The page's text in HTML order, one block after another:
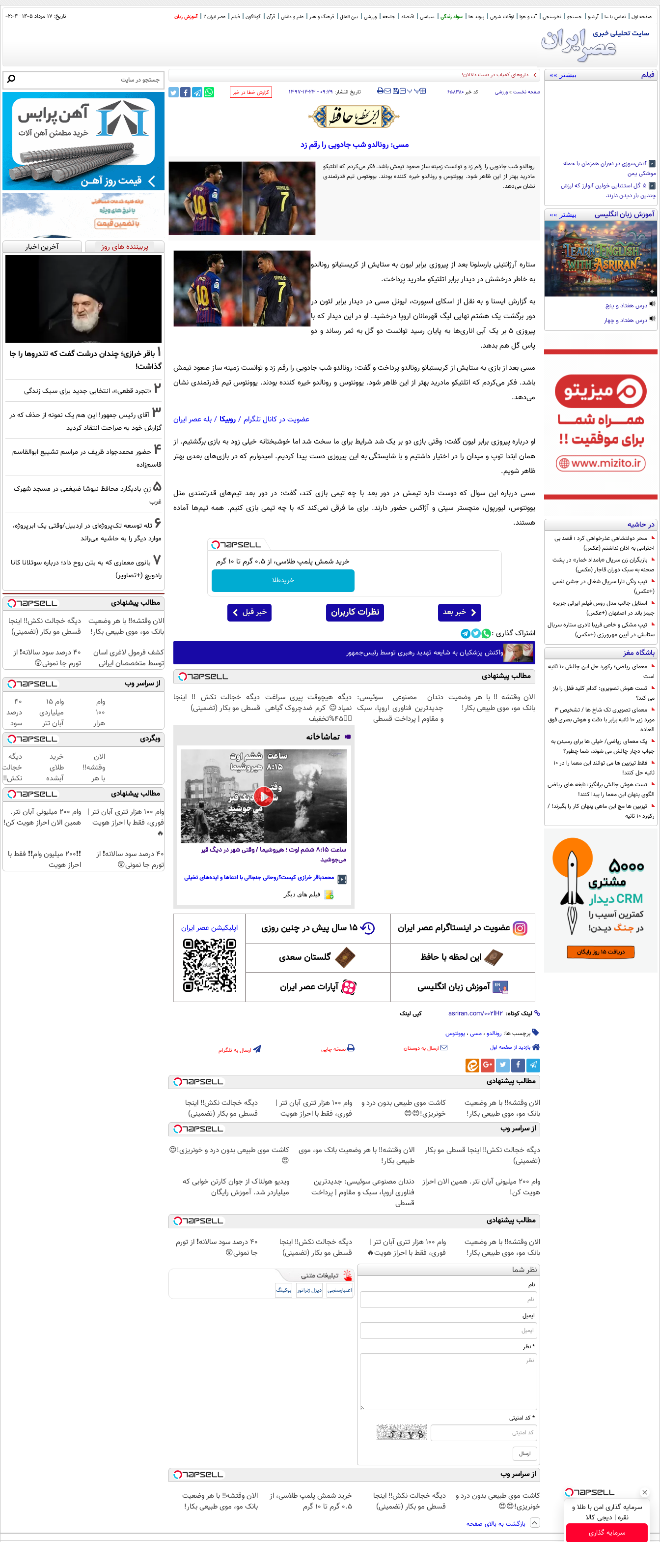
صفحه اول تماس با ما آرشیو جستجو نظرسنجی آب و هوا اوقات شرعی پیوند ها سواد زندگی سیاسی اقتصاد جامعه ورزشی بین الملل فرهنگ و هنر علم و دانش قرآن گوناگون فیلم عصر ایران 2 آموزش زبان تاریخ: ۱۷ مرداد ۱۴۰۵ - ۰۲:۰۴
فیلم بیشتر »»
آتش‌سوزی در نجران همزمان با حمله
موشکی یمن
۵ گل استثنایی خولین آلوارز که ارزش
چندین بار دیدن دارند
آموزش زبان انگلیسی بیشتر »»
درس هفتاد و پنج
درس هفتاد و چهار
در حاشیه
سحر دولتشاهی عذرخواهی کرد ؛ قصد بی
احترامی به اذان نداشتم (عکس)
بازیگران زن سریال «بامداد خمار» در پشت
صحنه به سبک دوران قاجار (عکس)
تیپ رنگی تارا سریال شغال در جشن نفس
(+عکس)
استایل جالب مدل روس فیلم ایرانی جزیره
جیمز باند در اصفهان (+عکس)
تیپ مشکی و خاص فریبا نادری ستاره سریال
ستایش در آیین مهرورزی (+عکس)
باشگاه مغز
معمای ریاضی؛ رکورد حل این چالش 10 ثانیه
است
تست هوش تصویری: کدام کلید قفل را باز
می کند؟
معمای تصویری تک شاخ ها / تشخیص 3
مورد زیر 10 ثانیه برابر با دقت و هوش بصری فوق
العاده
یک معمای ریاضی/ خیلی ها برای رسیدن به
جواب دچار چالش می شوند، شما چطور؟
فقط تیزبین ها می توانند این معما را در 10
ثانیه حل کنند!
تست هوش چالش برانگیز: نابغه های ریاضی
الگوی پنهان این معما را پیدا کنند!
تیزبین ها مچ این ماهی پنهان کار را بگیرند! /
رکورد 10 ثانیه
تاسیس ناتو اس_
صفحه نخست » ورزشی کد خبر۶۵۸۳۸۰ ‍‍‍ پ پ تاریخ انتشار: ۰۹:۲۹ - ۲۳-۱۲-۱۳۹۷ ‌گزارش خطا در خبر
مسی: رونالدو شب جادویی را رقم زد
رونالدو شب جادویی را رقم زد و توانست زمینه ساز صعود تیمش باشد. فکر می‌کردم که اتلتیکو
مادرید بهتر از این ظاهر شود. یوونتوس و رونالدو خیره کننده بودند. یوونتوس تیم قدرتمندی
نشان می‌دهد.
ستاره آرژانتینی بارسلونا بعد از پیروزی برابر لیون به ستایش از کریستیانو رونالدو
به خاطر درخشش در دیدار برابر اتلتیکو مادرید پرداخت.
به گزارش ایسنا و به نقل از اسکای اسپورت، لیونل مسی در دیدار برابر لئون در
دور برگشت یک هشتم نهایی لیگ قهرمانان اروپا درخشید. او در این دیدار که با
پیروزی ۵ بر یک آبی اناری‌ها به پایان رسید توانست دو گل به ثمر رساند و دو
پاس گل هم بدهد.
مسی بعد از بازی به ستایش از کریستیانو رونالدو پرداخت و گفت: رونالدو شب جادویی را رقم زد و توانست زمینه ساز صعود تیمش
باشد. فکر می‌کردم که اتلتیکو مادرید بهتر از این ظاهر شود. یوونتوس و رونالدو خیره کننده بودند. یوونتوس تیم قدرتمندی نشان
می‌دهد.
عضویت در کانال تلگرام / روبیکا / بله عصر ایران
او درباره پیروزی برابر لیون گفت: وقتی بازی دو بر یک شد شرایط برای ما سخت شد اما خوشبختانه خیلی زود به بازی برگشتیم. از
همان ابتدا توپ و میدان را در اختیار داشتیم و با شایستگی به این پیروزی دست پیدا کردیم. امیدوارم که در بازی‌های بعدی بهتر
ظاهر شویم.
مسی درباره این سوال که دوست دارد تیمش در دور بعد با چه تیمی بازی کند، گفت: در دور بعد تیم‌های قدرتمندی مثل
یوونتوس، لیورپول، منچستر سیتی و آژاکس حضور دارند. برای ما فرقی نمی‌کند که با چه تیمی بازی کنیم. همه تیم‌ها آماده
هستند.
خرید شمش پلمپ طلاسی، از ۰.۵ گرم تا ۱۰ گرم
خریدطلا
خبر بعد نظرات کاربران خبر قبل
اشتراک گذاری :
واکنش پزشکیان به شایعه تهدید رهبری توسط رئیس‌جمهور
مطالب پیشنهادی
الان وقتشه‼️ با هر وضعیت
بانک مو، موی طبیعی بکار!
دندان مصنوعی سوئیسی:
جدیدترین فناوری اروپا، سبک
و مقاوم | پرداخت قسطی
دیگه هیچوقت پیری سراغت
نمیاد😉 کرم ضدچروک گیاهی
👈🏻45%تخفیف
دیگه خجالت نکش‼️ اینجا
قسطی مو بکار (تضمینی)
تماشاخانه
ساعت ۸:۱۵ ششم اوت ؛ هیروشیما / وقتی شهر در دیگ قیر
می‌جوشید
محمدباقر خرازی کیست؟روحانی جنجالی با ادعاها و ایده‌های تخیلی
فیلم های دیگر
عضویت در اینستاگرام عصر ایران ۱۵ سال پیش در چنین روزی
این لحظه با حافظ گلستان سعدی
آموزش زبان انگلیسی آپارات عصر ایران
اپلیکیشن عصر ایران
لینک کوتاه: کپی لینک
برچسب ها: رونالدو ، مسی ، یوونتوس
بازدید از صفحه اول ارسال به دوستان نسخه چاپی ارسال به تلگرام
مطالب پیشنهادی
الان وقتشه‼️ با هر وضعیت
بانک مو، موی طبیعی بکار!
کاشت موی طبیعی بدون درد و
خونریزی!😍😍
وام 100 هزار تتری آبان تتر |
فوری، فقط با احراز هویت
دیگه خجالت نکش‼️ اینجا
قسطی مو بکار (تضمینی)
از سراسر وب
دیگه خجالت نکش‼️ اینجا قسطی مو بکار
(تضمینی)
الان وقتشه‼️ با هر وضعیت بانک مو، موی
طبیعی بکار!
کاشت موی طبیعی بدون درد و خونریزی!😍
😍
وام 200 میلیونی آبان تتر. همین الان احراز
هویت کن!
دندان مصنوعی سوئیسی: جدیدترین
فناوری اروپا، سبک و مقاوم | پرداخت
قسطی
ویدیو هولناک از جوان کارتن خوابی که
میلیاردر شد. آموزش رایگان
مطالب پیشنهادی
الان وقتشه‼️ با هر وضعیت
بانک مو، موی طبیعی بکار!
وام 100 هزار تتری آبان تتر |
فوری، فقط با احراز هویت🔥
دیگه خجالت نکش‼️ اینجا
قسطی مو بکار (تضمینی)
40 درصد سود سالانه❗ از تورم
جا نمونی😲
نظر شما
نام
ایمیل
* نظر
* کد امنیتی
اعتبارسنجی دیزل ژنراتور بوکینگ
از سراسر وب
کاشت موی طبیعی بدون درد و
خونریزی!😍😍
دیگه خجالت نکش‼️ اینجا
قسطی مو بکار (تضمینی)
خرید شمش پلمپ طلاسی، از
۰.۵ گرم تا ۱۰ گرم
الان وقتشه‼️ با هر وضعیت
بانک مو، موی طبیعی بکار!
بازگشت به بالای صفحه
پربیننده های روز آخرین اخبار
1 باقر خرازی؛ چندان درشت گفت که تندروها را جا
گذاشت!
2 «تجرد قطعی»، انتخابی جدید برای سبک زندگی
3 آقای رئیس جمهور! این هم یک نمونه از حذف که در
گزارش خود به صراحت انتقاد کردید
4 حضور محمدجواد ظریف در مراسم تشییع ابوالقاسم
قاسم‌زاده
5 زنِ بادیگارد محافظ نیوشا ضیغمی در مسجد شهرک
غرب
6 تله توسعه تک‌پروژه‌ای در اردبیل/وقتی یک ابرپروژه،
موارد دیگر را به حاشیه می‌راند
7 بانوی معماری که به بتن روح داد؛ درباره سوتلانا کانا
رادویچ (+تصاویر)
مطالب پیشنهادی
الان وقتشه‼️ با هر وضعیت
بانک مو، موی طبیعی بکار!
دیگه خجالت نکش‼️ اینجا
قسطی مو بکار (تضمینی)
کشف فرمول لاغری اسان
توسط متخصصان ایرانی
40 درصد سود سالانه❗ از
تورم جا نمونی😲
از سراسر وب
وام
100
هزار
تتری
آبان
تتر |
فوری،
فقط
با
احراز
هویت
🔥
وام 15
میلیاردی
آبان تتر
| فوری،
فقط با
احراز
هویت
40
درصد
سود
سالانه❗
از تورم
جا
نمونی
😲
وبگردی
الان
وقتشه‼️
با هر
وضعیت
بانک
مو،
موی
خرید
طلای
آبشده
حتی با
۱۰۰هزارتومان
دیگه
خجالت
نکش‼️
اینجا
قسطی
مو بکار
مطالب پیشنهادی
وام 100 هزار تتری آبان تتر |
فوری، فقط با احراز هویت
🔥
وام 200 میلیونی آبان تتر.
همین الان احراز هویت کن!
40 درصد سود سالانه❗ از
تورم جا نمونی😲
❗❗200 میلیون وام❗❗ فقط با
احراز هویت
سرمایه گذاری امن با طلا و
نقره | دیجی کالا
سرمایه گذاری